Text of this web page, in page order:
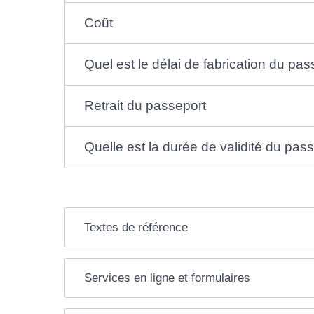
Coût
Quel est le délai de fabrication du
Retrait du passeport
Quelle est la durée de validité du
Textes de référence
Services en ligne et formulaires